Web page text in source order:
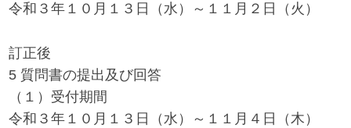
令和３年１０月１３日（水）～１１月２日（火）
訂正後
5 質問書の提出及び回答
（１）受付期間
令和３年１０月１３日（水）～１１月４日（木）